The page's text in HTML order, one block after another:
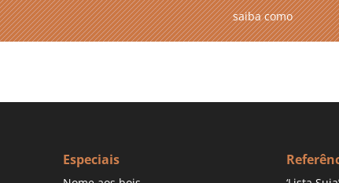
saiba como
Especiais